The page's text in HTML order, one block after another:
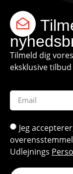
Tilmeld dig
eksklusive
Jeg
Udlejnings